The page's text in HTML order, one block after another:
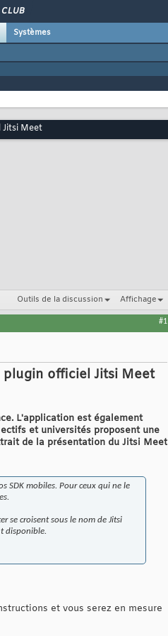
CLUB
Systèmes
Jitsi Meet
Outils de la discussion Affichage
#1
officiel Jitsi Meet
L'application est également
et universités proposent une
de la présentation du Jitsi Meet
SDK mobiles. Pour ceux qui ne le
se croisent sous le nom de Jitsi
disponible.
et vous serez en mesure